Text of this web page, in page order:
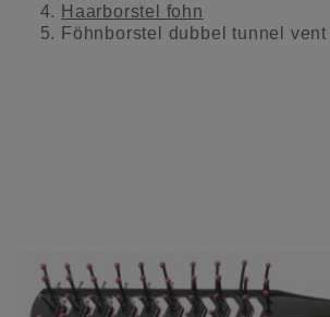
Haarborstel fohn
Föhnborstel dubbel tunnel